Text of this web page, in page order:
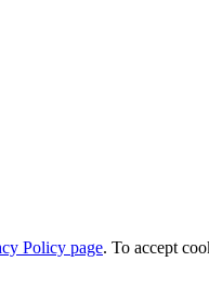
Policy page. To accept